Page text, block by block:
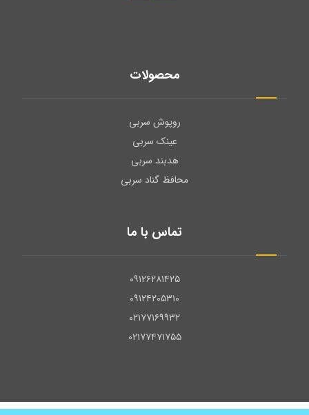
محصولات
روپوش سربی
عینک سربی
هدبند سربی
محافظ گناد سربی
تماس با ما
۰۹۱۲۶۲۸۱۴۲۵
۰۹۱۲۴۲۰۵۳۱۰
۰۲۱۷۷۱۶۹۹۳۲
۰۲۱۷۷۴۷۱۷۵۵